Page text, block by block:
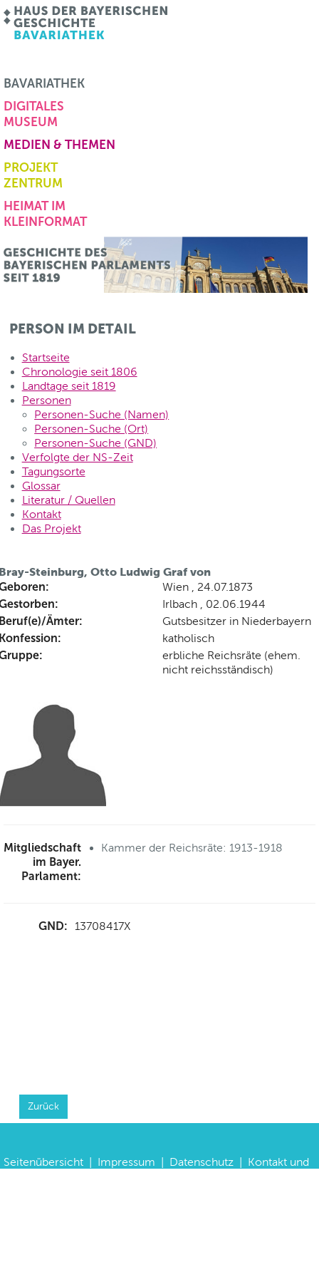
BAVARIATHEK
DIGITALES
MUSEUM
MEDIEN & THEMEN
PROJEKT
ZENTRUM
HEIMAT IM
KLEINFORMAT
PERSON IM DETAIL
Startseite
Chronologie seit 1806
Landtage seit 1819
Personen
Personen-Suche (Namen)
Personen-Suche (Ort)
Personen-Suche (GND)
Verfolgte der NS-Zeit
Tagungsorte
Glossar
Literatur / Quellen
Kontakt
Das Projekt
Steinburg, Otto Ludwig Graf von
Wien , 24.07.1873
Irlbach , 02.06.1944
Ämter: Gutsbesitzer in Niederbayern
katholisch
erbliche Reichsräte (ehem.
nicht reichsständisch)
Mitgliedschaft
im Bayer.
Parlament:
Kammer der Reichsräte: 1913-1918
GND: 13708417X
Zurück
Seitenübersicht Impressum Datenschutz
Kontakt und